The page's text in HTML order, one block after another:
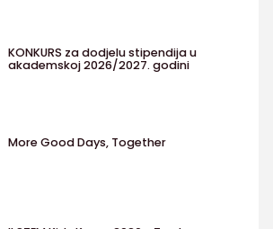
KONKURS za dodjelu stipendija u
akademskoj 2026/2027. godini
More Good Days, Together